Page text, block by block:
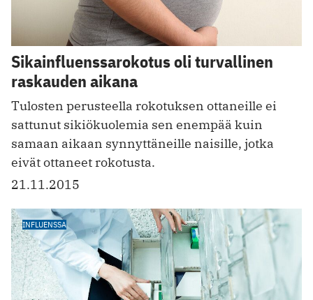
Sikainfluenssarokotus oli turvallinen
raskauden aikana
Tulosten perusteella rokotuksen ottaneille ei
sattunut sikiökuolemia sen enempää kuin
samaan aikaan synnyttäneille naisille, jotka
eivät ottaneet rokotusta.
21.11.2015
INFLUENSSA